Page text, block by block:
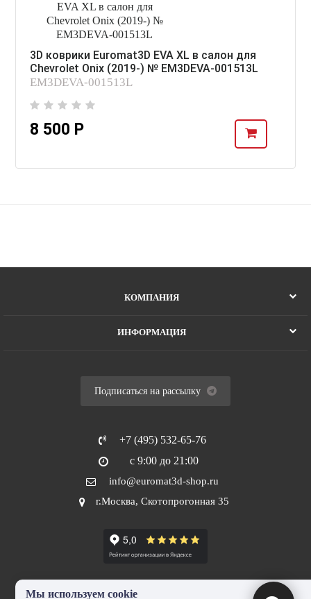
3D коврики Euromat3D EVA XL в салон для
Chevrolet Onix (2019-) № EM3DEVA-001513L
EM3DEVA-001513L
8 500 Р
КОМПАНИЯ
ИНФОРМАЦИЯ
Подписаться на рассылку
+7 (495) 532-65-76
с 9:00 до 21:00
info@euromat3d-shop.ru
г.Москва, Скотопрогонная 35
Мы используем cookie